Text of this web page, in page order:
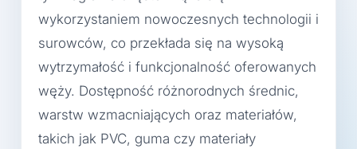
wykorzystaniem nowoczesnych technologii i
surowców, co przekłada się na wysoką
wytrzymałość i funkcjonalność oferowanych
węży. Dostępność różnorodnych średnic,
warstw wzmacniających oraz materiałów,
takich jak PVC, guma czy materiały